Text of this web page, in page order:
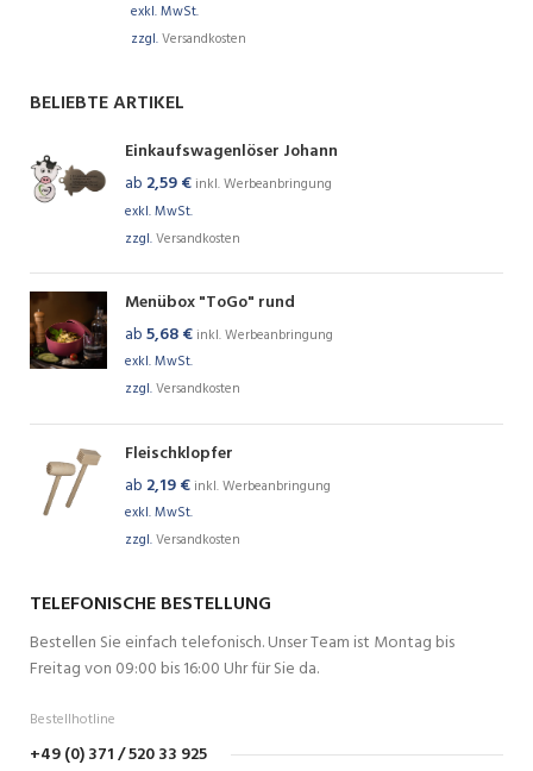
exkl. MwSt.
zzgl.Versandkosten
BELIEBTE ARTIKEL
Einkaufswagenlöser Johann
ab 2,59€ inkl. Werbeanbringung
exkl. MwSt.
zzgl.Versandkosten
Menübox "ToGo" rund
ab5,68€ inkl. Werbeanbringung
exkl. MwSt.
zzgl.Versandkosten
Fleischklopfer
ab 2,19€ inkl. Werbeanbringung
exkl. MwSt.
zzgl.Versandkosten
TELEFONISCHE BESTELLUNG
Bestellen Sie einfach telefonisch. Unser Team ist Montag bis
Freitag von 09:00 bis 16:00 Uhr für Sie da.
Bestellhotline
+49 (0) 371 / 520 33 925